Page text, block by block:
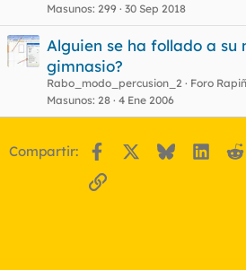
Masunos 299 30 Sep 2018
Alguien se ha follado a su
gimnasio?
Rabo_modo_percusion_2
Foro
Masunos 28 4 Ene 2006
Compartir: Facebook Bluesky
Enlace